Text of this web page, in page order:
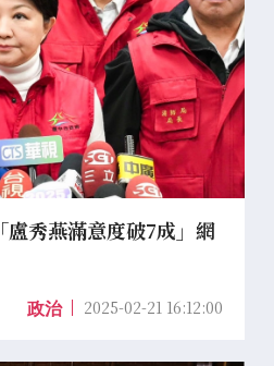
盧秀燕滿意度破7成」網
政治 2025-02-21 16:12:00